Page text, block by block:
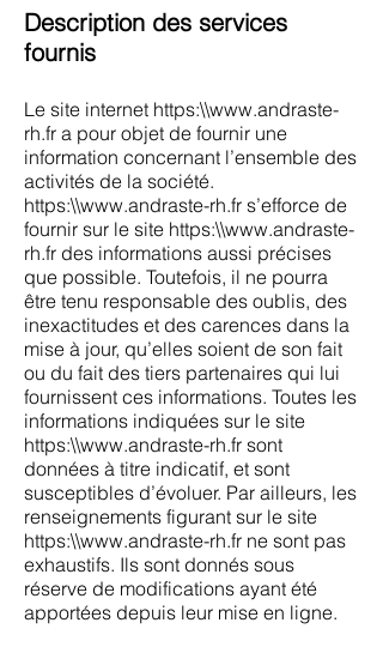
Description des services
fournis
Le site internet https:\\www.andraste-
rh.fr a pour objet de fournir une
information concernant l’ensemble des
activités de la société.
https:\\www.andraste-rh.fr s’efforce de
fournir sur le site https:\\www.andraste-
rh.fr des informations aussi précises
que possible. Toutefois, il ne pourra
être tenu responsable des oublis, des
inexactitudes et des carences dans la
mise à jour, qu’elles soient de son fait
ou du fait des tiers partenaires qui lui
fournissent ces informations. Toutes les
informations indiquées sur le site
https:\\www.andraste-rh.fr sont
données à titre indicatif, et sont
susceptibles d’évoluer. Par ailleurs, les
renseignements figurant sur le site
https:\\www.andraste-rh.fr ne sont pas
exhaustifs. Ils sont donnés sous
réserve de modifications ayant été
apportées depuis leur mise en ligne.